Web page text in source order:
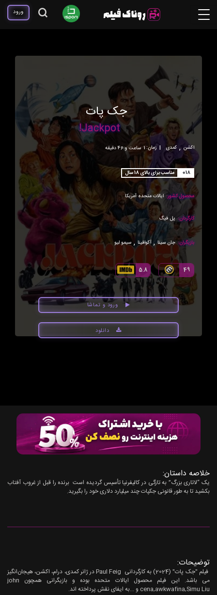
ورود
جک پات
Jackpot!
اکشن , کمدی | زمان:1ساعت و 46 دقیقه
+18 مناسب برای بالای 18 سال
محصول کشور: ایالات متحده آمریکا
کارگردان: پل فیگ
بازیگران: جان سینا , آکوافینا , سيمو ليو
49
5.8
ورود و تماشا
دانلود
خلاصه داستان:
یک “لاتاری بزرگ” به تازگی در کالیفرنیا تأسیس گردیده است برنده را قبل از غروب آفتاب
بکشید تا به طور قانونی جکپات چند میلیارد دلاری خود را بگیرید.
توضیحات:
فیلم "جک پات" (2024) به کارگردانی Paul Feig در ژانر کمدی، درام، اکشن، هیجان‌انگیز
می باشد. این فیلم محصول ایالات متحده بوده و بازیگرانی همچون john
cena,awkwafina,Simu Liu و ...به ایفای نقش پرداخته اند.